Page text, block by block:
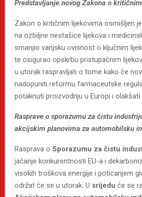
Predstavljanje novog Zakona o
Zakon o kritičnim lijekovima osmišljen
na ozbiljne nestašice lijekova i
smanjio vanjsku ovisnost o ključnim
te osigurao opskrbu pristupačnim
u utorak raspravljati o tome kako će
nadopuniti reformu farmaceutske
potaknuti proizvodnju u Europi i olakšati
Rasprave o sporazumu za čistu
akcijskim planovima za automobilsku
Rasprava o Sporazumu za čistu
jačanje konkurentnosti EU-a i
visokih troškova energije i poticanjem
održat će se u utorak. U srijedu će se